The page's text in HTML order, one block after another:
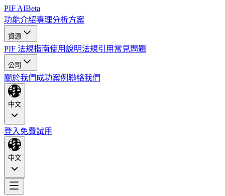
PIF AIBeta
功能介紹毒理分析方案
資源
PIF 法規指南使用說明法規引用 常見問題
公司
關於我們成功案例 聯絡我們
中文
登入 免費試用
中文